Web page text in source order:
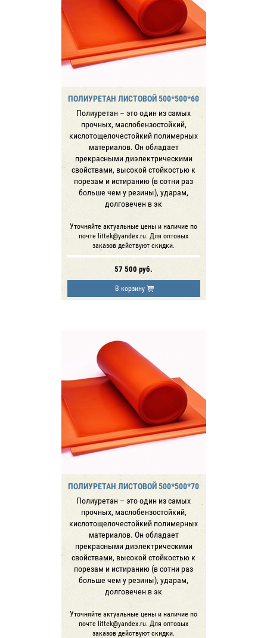
ПОЛИУРЕТАН ЛИСТОВОЙ 500*500*60
Полиуретан – это один из самых
прочных, маслобензостойкий,
кислотощелочестойкий полимерных
материалов. Он обладает
прекрасными диэлектрическими
свойствами, высокой стойкостью к
порезам и истиранию (в сотни раз
больше чем у резины), ударам,
долговечен в эк
Уточняйте актуальные цены и наличие по
почте littek@yandex.ru. Для оптовых
заказов действуют скидки.
57 500 руб.
В корзину
ПОЛИУРЕТАН ЛИСТОВОЙ 500*500*70
Полиуретан – это один из самых
прочных, маслобензостойкий,
кислотощелочестойкий полимерных
материалов. Он обладает
прекрасными диэлектрическими
свойствами, высокой стойкостью к
порезам и истиранию (в сотни раз
больше чем у резины), ударам,
долговечен в эк
Уточняйте актуальные цены и наличие по
почте littek@yandex.ru. Для оптовых
заказов действуют скидки.